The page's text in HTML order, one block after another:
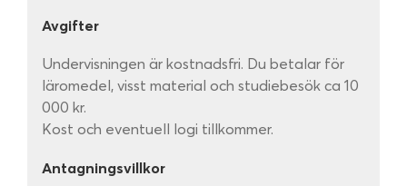
Avgifter
Undervisningen är kostnadsfri. Du betalar för
läromedel, visst material och studiebesök ca 10
000 kr.
Kost och eventuell logi tillkommer.
Antagningsvillkor